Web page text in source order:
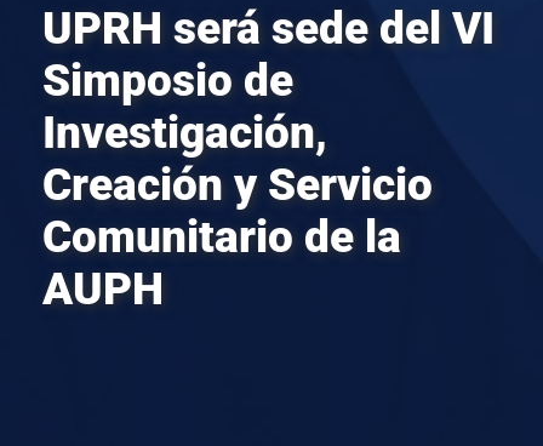
UPRH será sede del VI
Simposio de
Investigación,
Creación y Servicio
Comunitario de la
AUPH